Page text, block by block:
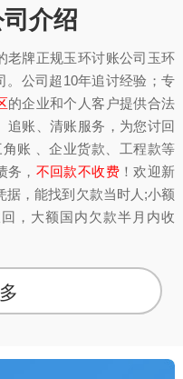
介绍
老牌正规玉环讨账公司玉环
。公司超10年追讨经验；专
的企业和个人客户提供合法
追账、清账服务，为您讨回
账 、企业货款、工程款等
， 不回款不收费！欢迎新
据，能找到欠款当时人;小额
，大额国内欠款半月内收